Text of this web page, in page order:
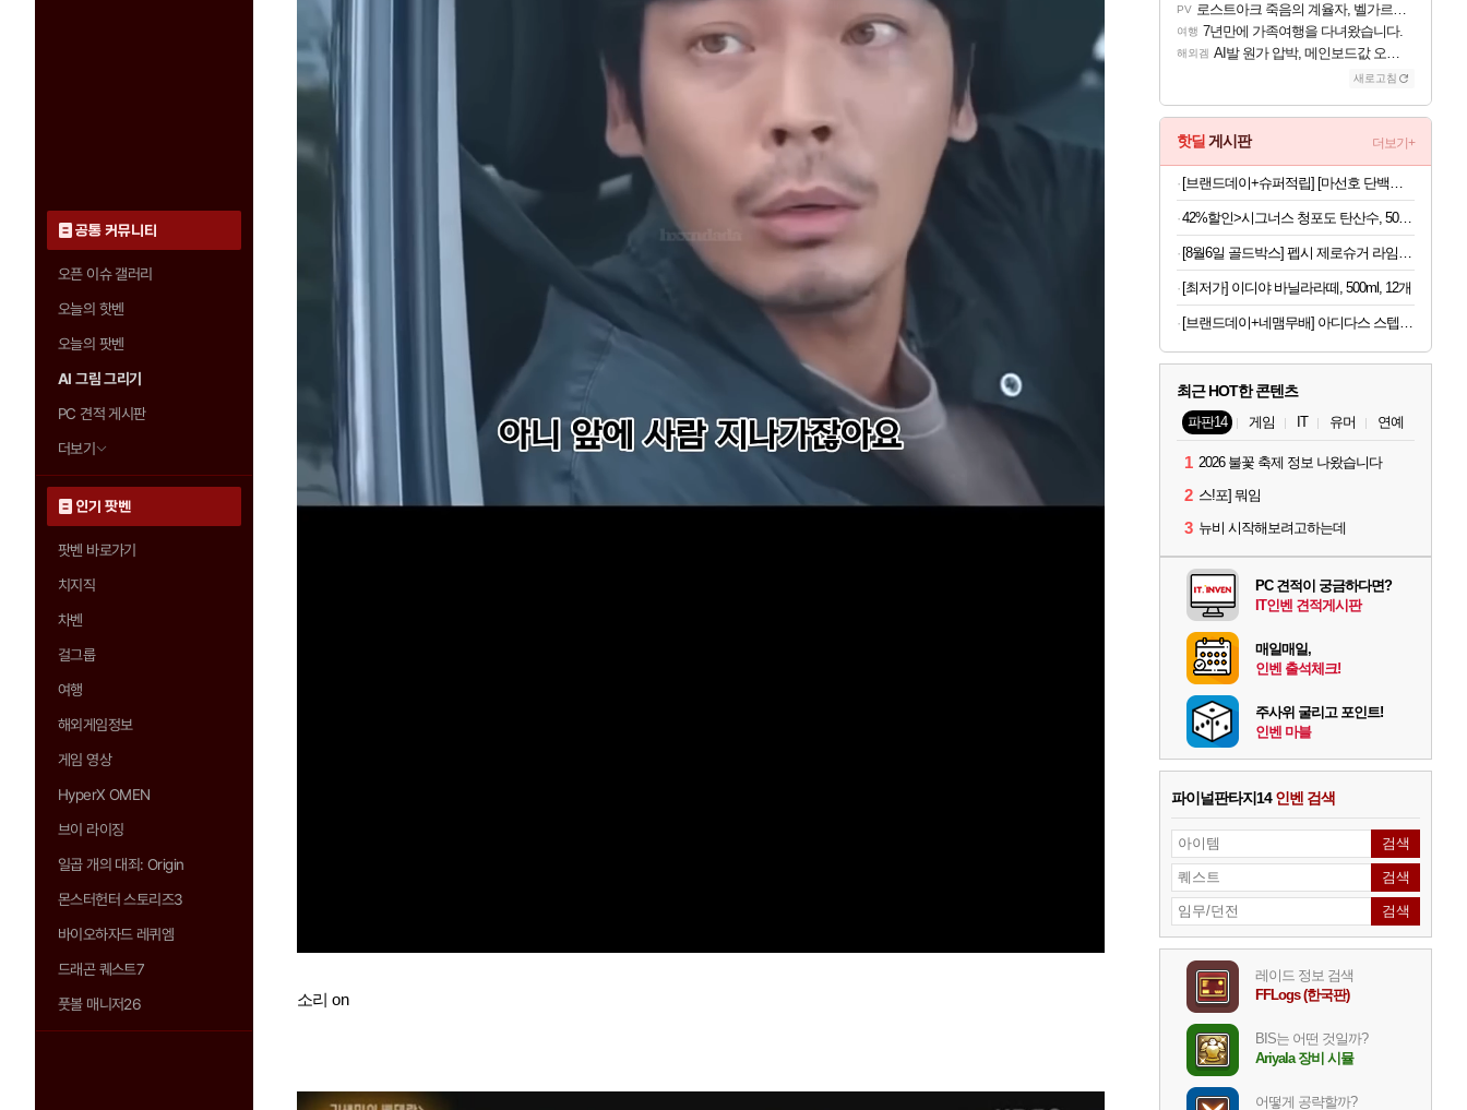
공통 커뮤니티
오픈 이슈 갤러리
오늘의 핫벤
오늘의 팟벤
AI 그림 그리기
PC 견적 게시판
더보기
인기 팟벤
팟벤 바로가기
치지직
차벤
걸그룹
여행
해외게임정보
게임 영상
HyperX OMEN
브이 라이징
일곱 개의 대죄: Origin
몬스터헌터 스토리즈3
바이오하자드 레퀴엠
드래곤 퀘스트7
풋볼 매니저26
소리 on
PV 로스트아크 죽음의 계율자, 벨가르딘 티저
여행 7년만에 가족여행을 다녀왔습니다.
해외겜 AI발 원가 압박, 메인보드값 오르나
새로고침
핫딜 게시판 더보기+
42%할인>시그너스 청포도 탄산수, 500ml, 20개
[최저가] 이디야 바닐라라떼, 500ml, 12개
[브랜드데이+네맴무배] 아디다스 스텝박스 2단 인클라인벤치 가정용 각도조절 벤치프레스 운동 기구 접이식 홈트
최근 HOT한 콘텐츠
파판14 게임 IT 유머 연예
1 2026 불꽃 축제 정보 나왔습니다
2 스!포] 뭐임
3 뉴비 시작해보려고하는데
PC 견적이 궁금하다면?
IT인벤 견적게시판
매일매일,
인벤 출석체크!
주사위 굴리고 포인트!
인벤 마블
파이널판타지14인벤 검색
레이드 정보 검색
FFLogs (한국판)
BIS는 어떤 것일까?
Ariyala 장비 시뮬
어떻게 공략할까?